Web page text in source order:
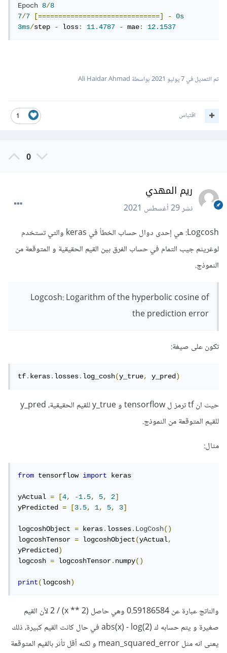
Epoch 8/8
7/7 [==============================] -
0s
3ms/step - loss: 11.4787 - mae: 12.1537
تم التعديل في7 يوليو 2021 بواسطة Ali Haidar Ahmad
1 اقتباس
0
ريم المهدي
نشر29 أغسطس 2021
Logcosh: هي إحدى دوال حساب الخطأ في keras والتي تستخدم
لوغريثم جيب التمام في حساب الفرق بين القيم الحقيقية و المتوقعة من
النموذج.
Logcosh: Logarithm of the hyperbolic cosine of
the prediction error
تكون على صيغة:
tf.keras.losses.log_cosh(y_true, y_pred)
حيث ان tf ترمز ل tensorflow و y_true للقيم الحقيقية، y_pred
للقيم المتوقعة من النموذج.
مثال:
from tensorflow import keras
yActual = [4, -1.5, 5, 2]
yPredicted = [3.5, 1, 5, 3]
logcoshObject = keras.losses.LogCosh()
logcoshTensor = logcoshObject(yActual,
yPredicted)
logcosh = logcoshTensor.numpy()
print(logcosh)
والناتج عبارة عن 0.59186584 وهي حاصل (x ** 2) / 2 لأن القيم
صغيرة و يتم حسابه ك abs(x) - log(2) في حال كانت القيم كبيرة، ذلك
يعنى انه مثل mean_squared_error و لكنه أقل تأثر بالقيم المتوقعة